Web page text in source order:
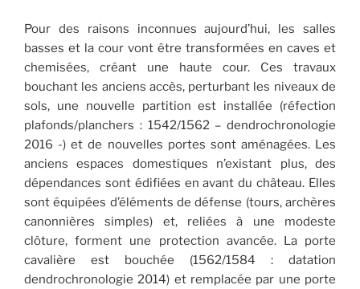
Pour des raisons inconnues aujourd’hui, les salles
basses et la cour vont être transformées en caves et
chemisées, créant une haute cour. Ces travaux
bouchant les anciens accès, perturbant les niveaux de
sols, une nouvelle partition est installée (réfection
plafonds/planchers : 1542/1562 – dendrochronologie
2016 -) et de nouvelles portes sont aménagées. Les
anciens espaces domestiques n’existant plus, des
dépendances sont édifiées en avant du château. Elles
sont équipées d’éléments de défense (tours, archères
canonnières simples) et, reliées à une modeste
clôture, forment une protection avancée. La porte
cavalière est bouchée (1562/1584 : datation
dendrochronologie 2014) et remplacée par une porte